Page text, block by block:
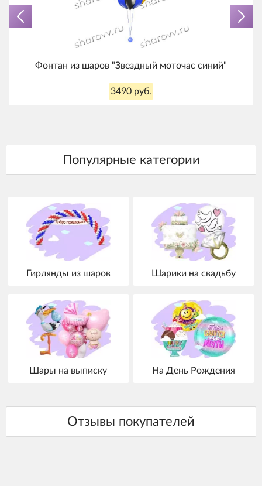
Фонтан из шаров "Звездный моточас синий"
3490 руб.
Гирлянды из шаров Шарики на свадьбу
Шары на выписку На День Рождения